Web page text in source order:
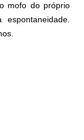
mofo do próprio